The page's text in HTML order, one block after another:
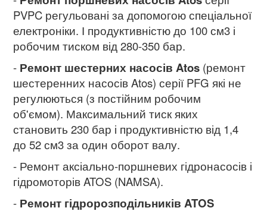
PVPC регульовані за допомогою спеціальної
електроніки. І продуктивністю до 100 см3 і
робочим тиском від 280-350 бар.
- Ремонт шестерних насосів Atos (ремонт
шестеренних насосів Atos) серії PFG які не
регулюються (з постійним робочим
об'ємом). Максимальний тиск яких
становить 230 бар і продуктивністю від 1,4
до 52 см3 за один оборот валу.
- Ремонт аксіально-поршневих гідронасосів і
гідромоторів ATOS (NAMSA).
- Ремонт гідророзподільників ATOS